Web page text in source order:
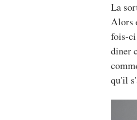
La
Alors
fois-
diner
qu'il